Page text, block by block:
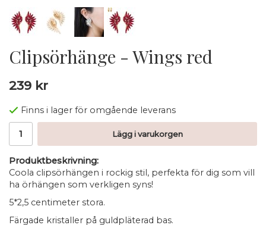
Clipsörhänge - Wings red
239 kr
Finns i lager för omgående leverans
Lägg i varukorgen
Produktbeskrivning:
Coola clipsörhängen i rockig stil, perfekta för dig som vill
ha örhängen som verkligen syns!
5*2,5 centimeter stora.
Färgade kristaller på guldpläterad bas.